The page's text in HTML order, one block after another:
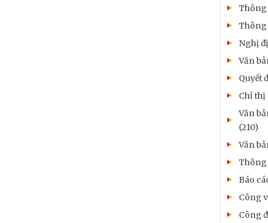
Thông
Thông
Nghị
Văn
Quyết
Chỉ thị
Văn
(210)
Văn
Thông
Báo
Công
Công